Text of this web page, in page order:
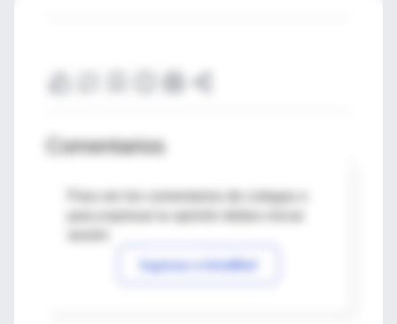
Comentarios
Para ver los comentarios de colegas o
Ingresar a IntraMed